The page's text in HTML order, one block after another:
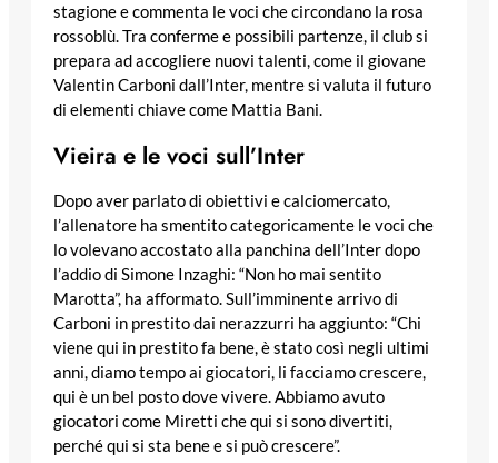
stagione e commenta le voci che circondano la rosa
rossoblù. Tra conferme e possibili partenze, il club si
prepara ad accogliere nuovi talenti, come il giovane
Valentin Carboni dall’Inter, mentre si valuta il futuro
di elementi chiave come Mattia Bani.
Vieira e le voci sull’Inter
Dopo aver parlato di obiettivi e calciomercato,
l’allenatore ha smentito categoricamente le voci che
lo volevano accostato alla panchina dell’Inter dopo
l’addio di Simone Inzaghi: “Non ho mai sentito
Marotta”, ha afformato. Sull’imminente arrivo di
Carboni in prestito dai nerazzurri ha aggiunto: “Chi
viene qui in prestito fa bene, è stato così negli ultimi
anni, diamo tempo ai giocatori, li facciamo crescere,
qui è un bel posto dove vivere. Abbiamo avuto
giocatori come Miretti che qui si sono divertiti,
perché qui si sta bene e si può crescere”.